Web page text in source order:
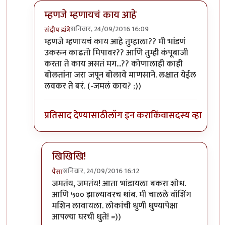
म्हणजे म्हणायचं काय आहे
संदीप डांगेशनिवार, 24/09/2016 16:09
In reply toअसंच?byपैसा
म्हणजे म्हणायचं काय आहे तुम्हाला?? मी भांडणं
उकरुन काढतो मिपावर?? आणि तुम्ही कंपूबाजी
करता ते काय असतं मग...?? कोणालाही काही
बोलतांना जरा जपून बोलावे माणसाने. लक्षात येईल
लवकर ते बरं. (-जमलं काय? ;))
प्रतिसाद देण्यासाठीलॉग इन कराकिंवासदस्य व्हा
खिखिखि!
पैसाशनिवार, 24/09/2016 16:12
In reply toम्हणजे म्हणायचं काय आहेbyसंदीप डांगे
जमतंय, जमतंय! आता भांडायला बकरा शोध.
आणि ५०० झाल्यावरच थांब. मी चालले वॉशिंग
मशिन लावायला. लोकांची धुणी धुण्यापेक्षा
आपल्या घरची धुते! =))